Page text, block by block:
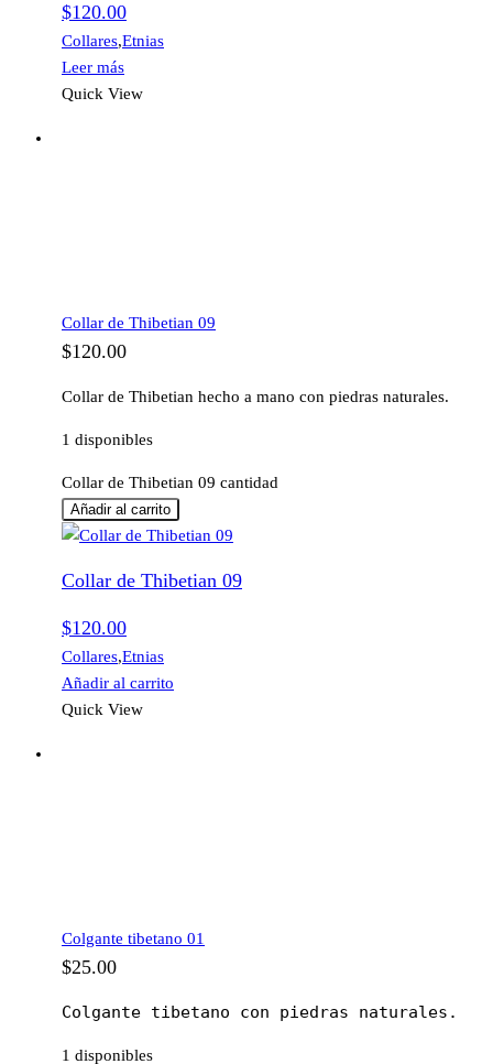
$120.00
Collares,Etnias
Leer más
Quick View
Collar de Thibetian 09
$120.00
Collar de Thibetian hecho a mano con piedras naturales.
1 disponibles
Collar de Thibetian 09 cantidad
Añadir al carrito
Collar de Thibetian 09
$120.00
Collares,Etnias
Añadir al carrito
Quick View
Colgante tibetano 01
$25.00
Colgante tibetano con piedras naturales.
1 disponibles